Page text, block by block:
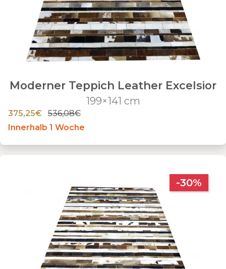
Moderner Teppich Leather Excelsior
199×141 cm
375,25€
536,08€
Innerhalb 1 Woche
-30%